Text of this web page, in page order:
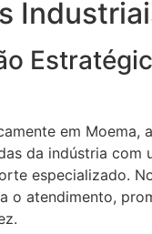
em Moema,
da indústria com
especializado.
o atendimento,